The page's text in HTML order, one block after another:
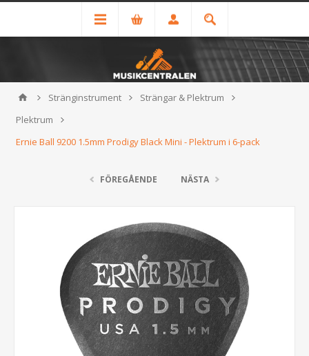
Stränginstrument
Strängar & Plektrum
Plektrum
Ernie Ball 9200 1.5mm Prodigy Black Mini - Plektrum i 6-pack
FÖREGÅENDE NÄSTA